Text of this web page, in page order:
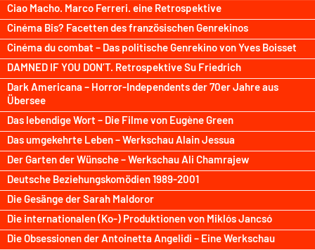
Ciao Macho. Marco Ferreri. eine Retrospektive
Cinéma Bis? Facetten des französischen Genrekinos
Cinéma du combat – Das politische Genrekino von Yves Boisset
DAMNED IF YOU DON’T. Retrospektive Su Friedrich
Dark Americana – Horror-Independents der 70er Jahre aus
Übersee
Das lebendige Wort – Die Filme von Eugène Green
Das umgekehrte Leben – Werkschau Alain Jessua
Der Garten der Wünsche – Werkschau Ali Chamrajew
Deutsche Beziehungskomödien 1989-2001
Die Gesänge der Sarah Maldoror
Die internationalen (Ko-) Produktionen von Miklós Jancsó
Die Obsessionen der Antoinetta Angelidi – Eine Werkschau